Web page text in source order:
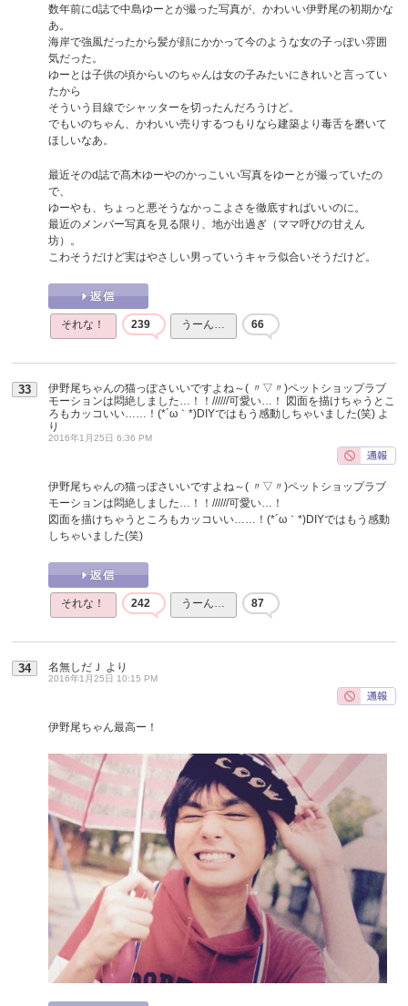
数年前にd誌で中島ゆーとが撮った写真が、かわいい伊野尾の初期かな
あ。
海岸で強風だったから髪が顔にかかって今のような女の子っぽい雰囲
気だった。
ゆーとは子供の頃からいのちゃんは女の子みたいにきれいと言ってい
たから
そういう目線でシャッターを切ったんだろうけど。
でもいのちゃん、かわいい売りするつもりなら建築より毒舌を磨いて
ほしいなあ。
最近そのd誌で髙木ゆーやのかっこいい写真をゆーとが撮っていたの
で、
ゆーやも、ちょっと悪そうなかっこよさを徹底すればいいのに。
最近のメンバー写真を見る限り、地が出過ぎ（ママ呼びの甘えん
坊）。
こわそうだけど実はやさしい男っていうキャラ似合いそうだけど。
それな！ 239 うーん… 66
33
伊野尾ちゃんの猫っぽさいいですよね～( 〃▽〃)ペットショップラブ
モーションは悶絶しました…！！//////可愛い…！ 図面を描けちゃうとこ
ろもカッコいい……！(*´ω｀*)DIYではもう感動しちゃいました(笑) よ
り
2016年1月25日 6:36 PM
伊野尾ちゃんの猫っぽさいいですよね～( 〃▽〃)ペットショップラブ
モーションは悶絶しました…！！//////可愛い…！
図面を描けちゃうところもカッコいい……！(*´ω｀*)DIYではもう感動
しちゃいました(笑)
それな！ 242 うーん… 87
34 名無しだＪ より
2016年1月25日 10:15 PM
伊野尾ちゃん最高ー！